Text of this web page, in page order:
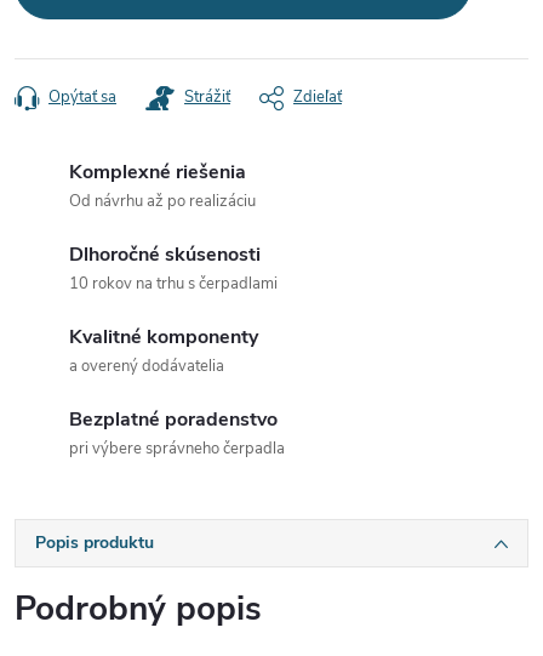
Opýtať sa Strážiť Zdieľať
Komplexné riešenia
Od návrhu až po realizáciu
Dlhoročné skúsenosti
10 rokov na trhu s čerpadlami
Kvalitné komponenty
a overený dodávatelia
Bezplatné poradenstvo
pri výbere správneho čerpadla
Popis produktu
Podrobný popis